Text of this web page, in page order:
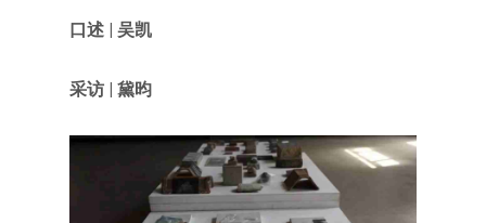
口述 吴凯
采访 黛昀